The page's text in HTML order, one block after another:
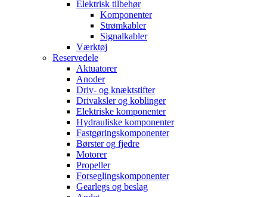
Elektrisk tilbehør
Komponenter
Strømkabler
Signalkabler
Værktøj
Reservedele
Aktuatorer
Anoder
Driv- og knæktstifter
Drivaksler og koblinger
Elektriske komponenter
Hydrauliske komponenter
Fastgøringskomponenter
Børster og fjedre
Motorer
Propeller
Forseglingskomponenter
Gearlegs og beslag